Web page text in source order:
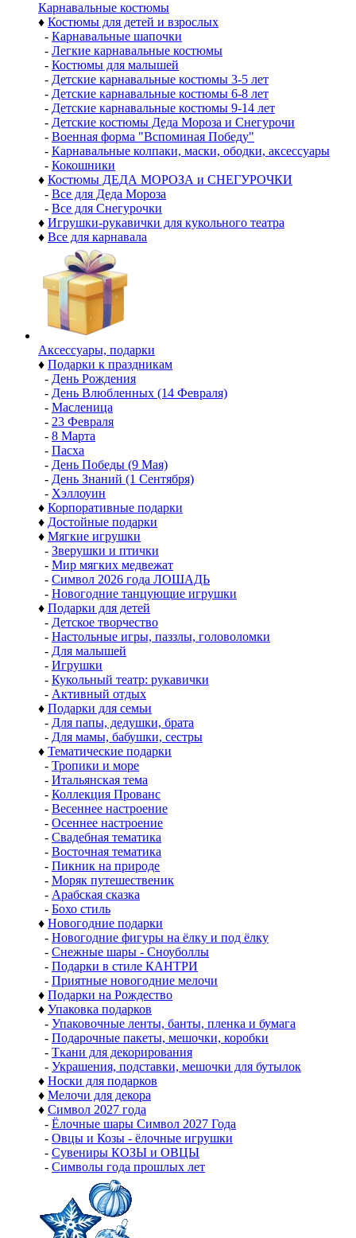
Карнавальные костюмы
♦ Костюмы для детей и взрослых
- Карнавальные шапочки
- Легкие карнавальные костюмы
- Костюмы для малышей
- Детские карнавальные костюмы 3-5 лет
- Детские карнавальные костюмы 6-8 лет
- Детские карнавальные костюмы 9-14 лет
- Детские костюмы Деда Мороза и Снегурочи
- Военная форма "Вспоминая Победу"
- Карнавальные колпаки, маски, ободки, аксессуары
- Кокошники
♦ Костюмы ДЕДА МОРОЗА и СНЕГУРОЧКИ
- Все для Деда Мороза
- Все для Снегурочки
♦ Игрушки-рукавички для кукольного театра
♦ Все для карнавала
Аксессуары, подарки
♦ Подарки к праздникам
- День Рождения
- День Влюбленных (14 Февраля)
- Масленица
- 23 Февраля
- 8 Марта
- Пасха
- День Победы (9 Мая)
- День Знаний (1 Сентября)
- Хэллоуин
♦ Корпоративные подарки
♦ Достойные подарки
♦ Мягкие игрушки
- Зверушки и птички
- Мир мягких медвежат
- Символ 2026 года ЛОШАДЬ
- Новогодние танцующие игрушки
♦ Подарки для детей
- Детское творчество
- Настольные игры, паззлы, головоломки
- Для малышей
- Игрушки
- Кукольный театр: рукавички
- Активный отдых
♦ Подарки для семьи
- Для папы, дедушки, брата
- Для мамы, бабушки, сестры
♦ Тематические подарки
- Тропики и море
- Итальянская тема
- Коллекция Прованс
- Весеннее настроение
- Осеннее настроение
- Свадебная тематика
- Восточная тематика
- Пикник на природе
- Моряк путешественик
- Арабская сказка
- Бохо стиль
♦ Новогодние подарки
- Новогодние фигуры на ёлку и под ёлку
- Снежные шары - Сноуболлы
- Подарки в стиле КАНТРИ
- Приятные новогодние мелочи
♦ Подарки на Рождество
♦ Упаковка подарков
- Упаковочные ленты, банты, пленка и бумага
- Подарочные пакеты, мешочки, коробки
- Ткани для декорирования
- Украшения, подставки, мешочки для бутылок
♦ Носки для подарков
♦ Мелочи для декора
♦ Символ 2027 года
- Ёлочные шары Символ 2027 Года
- Овцы и Козы - ёлочные игрушки
- Сувениры КОЗЫ и ОВЦЫ
- Символы года прошлых лет